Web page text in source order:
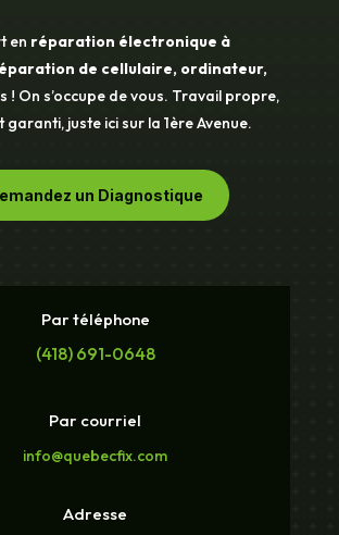
en réparation électronique à
de cellulaire, ordinateur,
! On s’occupe de vous. Travail propre,
garanti, juste ici sur la 1ère Avenue.
un Diagnostique
Par téléphone
(418) 691-0648
Par courriel
info@quebecfix.com
Adresse